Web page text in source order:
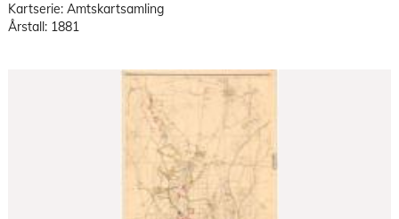
Kartserie: Amtskartsamling
Årstall: 1881